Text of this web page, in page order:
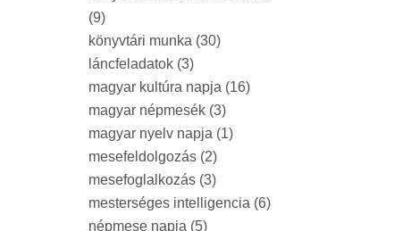
(9)
könyvtári munka (30)
láncfeladatok (3)
magyar kultúra napja (16)
magyar népmesék (3)
magyar nyelv napja (1)
mesefeldolgozás (2)
mesefoglalkozás (3)
mesterséges intelligencia (6)
népmese napja (5)